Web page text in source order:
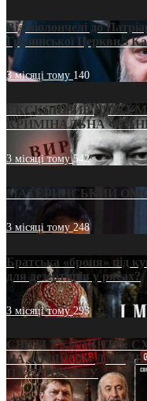
Від віолончелі до
Грузинської Церкви з
3 місяці тому 140
ЕКСКЛЮЗИВ
КРИМІНАЛЬНА
3 місяці тому542
МАТЕРИНСЬКИЙ
3 місяці тому248
Братська «броня» під
для дезертирів у рясах?
3 місяці тому293
СВЯТІ УХИЛЯНТИ:
НА «ОФШОР» ДЛЯ
ПАТРІАРХАТУ